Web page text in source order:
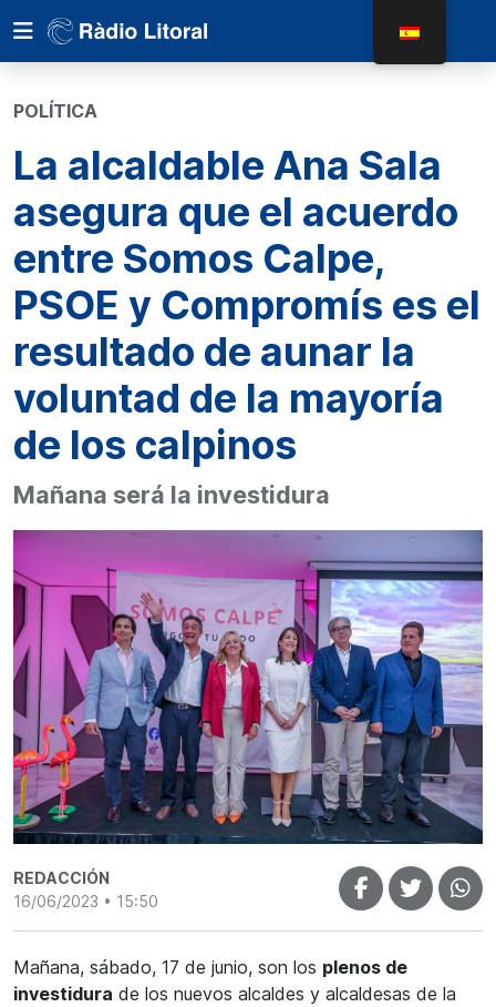
POLÍTICA
La alcaldable Ana Sala
asegura que el acuerdo
entre Somos Calpe,
PSOE y Compromís es el
resultado de aunar la
voluntad de la mayoría
de los calpinos
Mañana será la investidura
REDACCIÓN
16/06/2023 • 15:50
Mañana, sábado, 17 de junio, son los plenos de
investidura de los nuevos alcaldes y alcaldesas de la